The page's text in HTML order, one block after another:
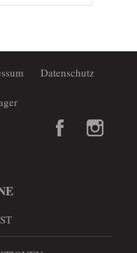
Datenschutz